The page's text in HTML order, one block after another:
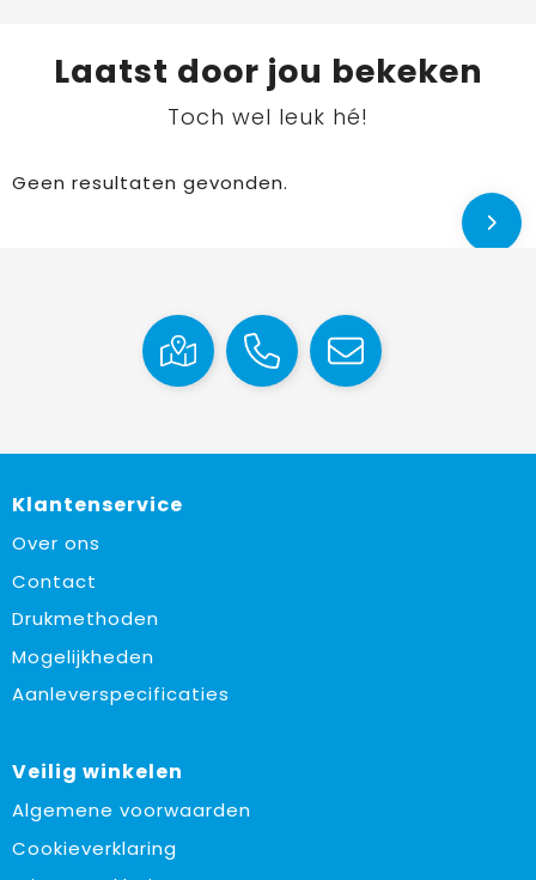
Laatst door jou bekeken
Toch wel leuk hé!
Geen resultaten gevonden.
Klantenservice
Over ons
Contact
Drukmethoden
Mogelijkheden
Aanleverspecificaties
Veilig winkelen
Algemene voorwaarden
Cookieverklaring